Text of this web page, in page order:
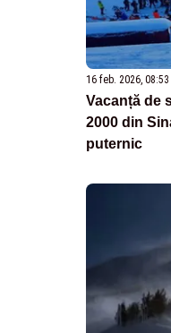
16 feb. 2026, 08:53
Vacanță de
2000 din
puternic